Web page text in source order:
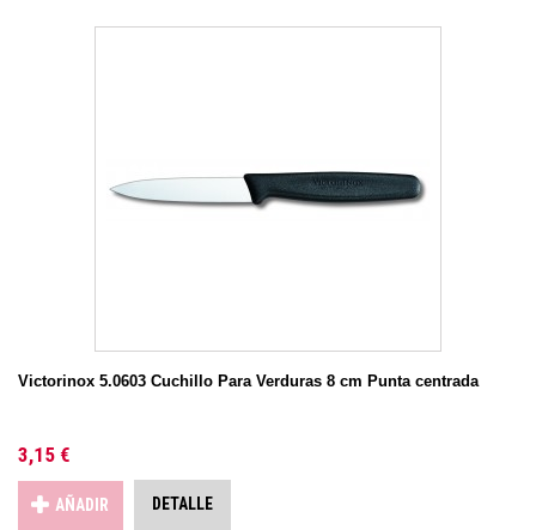
Victorinox 5.0603 Cuchillo Para Verduras 8 cm Punta centrada
3,15 €
AÑADIR DETALLE